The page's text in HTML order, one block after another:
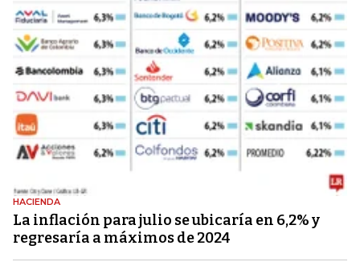
HACIENDA
La inflación para julio se ubicaría en 6,2% y
regresaría a máximos de 2024